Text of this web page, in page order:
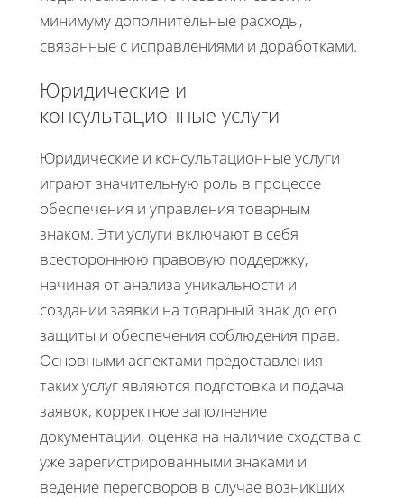
минимуму дополнительные расходы,
связанные с исправлениями и доработками.
Юридические и
консультационные услуги
Юридические и консультационные услуги
играют значительную роль в процессе
обеспечения и управления товарным
знаком. Эти услуги включают в себя
всестороннюю правовую поддержку,
начиная от анализа уникальности и
создании заявки на товарный знак до его
защиты и обеспечения соблюдения прав.
Основными аспектами предоставления
таких услуг являются подготовка и подача
заявок, корректное заполнение
документации, оценка на наличие сходства с
уже зарегистрированными знаками и
ведение переговоров в случае возникших